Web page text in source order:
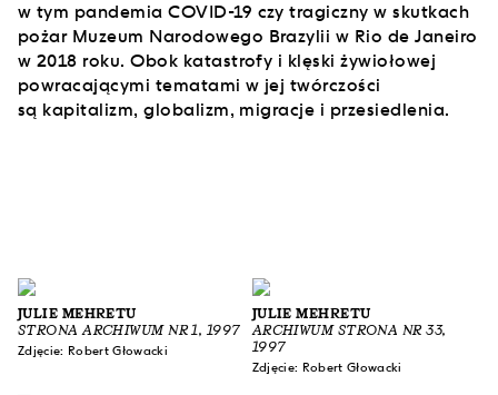
w tym pandemia COVID-19 czy tragiczny w skutkach
pożar Muzeum Narodowego Brazylii w Rio de Janeiro
w 2018 roku. Obok katastrofy i klęski żywiołowej
powracającymi tematami w jej twórczości
są kapitalizm, globalizm, migracje i przesiedlenia.
JULIE MEHRETU
STRONA ARCHIWUM NR 1, 1997
Zdjęcie: Robert Głowacki
JULIE MEHRETU
ARCHIWUM STRONA NR 33,
1997
Zdjęcie: Robert Głowacki